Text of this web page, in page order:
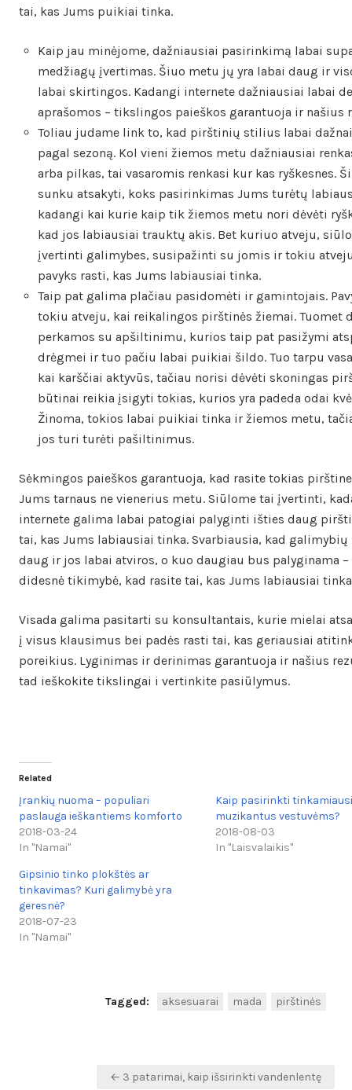
tai, kas Jums puikiai tinka.
Kaip jau minėjome, dažniausiai pasirinkimą labai
medžiagų įvertimas. Šiuo metu jų yra labai daug ir
labai skirtingos. Kadangi internete dažniausiai labai
aprašomos – tikslingos paieškos garantuoja ir našius
Toliau judame link to, kad pirštinių stilius labai
pagal sezoną. Kol vieni žiemos metu dažniausiai
arba pilkas, tai vasaromis renkasi kur kas ryškesnes.
sunku atsakyti, koks pasirinkimas Jums turėtų
kadangi kai kurie kaip tik žiemos metu nori dėvėti
kad jos labiausiai trauktų akis. Bet kuriuo atveju,
įvertinti galimybes, susipažinti su jomis ir tokiu
pavyks rasti, kas Jums labiausiai tinka.
Taip pat galima plačiau pasidomėti ir gamintojais.
tokiu atveju, kai reikalingos pirštinės žiemai. Tuomet
perkamos su apšiltinimu, kurios taip pat pasižymi
drėgmei ir tuo pačiu labai puikiai šildo. Tuo tarpu
kai karščiai aktyvūs, tačiau norisi dėvėti skoningas
būtinai reikia įsigyti tokias, kurios yra padeda odai
Žinoma, tokios labai puikiai tinka ir žiemos metu,
jos turi turėti pašiltinimus.
Sėkmingos paieškos garantuoja, kad rasite tokias
Jums tarnaus ne vienerius metu. Siūlome tai įvertinti,
internete galima labai patogiai palyginti išties daug
tai, kas Jums labiausiai tinka. Svarbiausia, kad galimybių
daug ir jos labai atviros, o kuo daugiau bus palyginama
didesnė tikimybė, kad rasite tai, kas Jums labiausiai
Visada galima pasitarti su konsultantais, kurie mielai
į visus klausimus bei padės rasti tai, kas geriausiai
poreikius. Lyginimas ir derinimas garantuoja ir našius
tad ieškokite tikslingai i vertinkite pasiūlymus.
Related
Įrankių nuoma – populiari
paslauga ieškantiems komforto
2018-03-24
In "Namai"
Kaip pasirinkti
muzikantus vestuvėms?
2018-08-03
In "Laisvalaikis"
Gipsinio tinko plokštės ar
tinkavimas? Kuri galimybė yra
geresnė?
2018-07-23
In "Namai"
Tagged: aksesuarai mada pirštinės
Navigacija← 3 patarimai, kaip išsirinkti vandenlentę